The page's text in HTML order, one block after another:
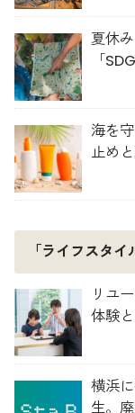
夏休
「
海を
止め
「ライフスタ
リユ
体験
横浜
生。